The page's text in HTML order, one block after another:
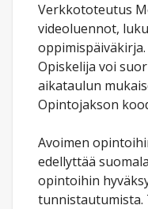
Verkkototeutus
videoluennot,
Opiskelija voi
aikataulun
Opintojakson
Avoimen
edellyttää
opintoihin
tunnistautumista.